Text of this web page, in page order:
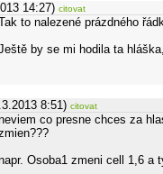
14:27) citovat
to nalezené prázdného
by se mi hodila ta
8:51) citovat
co presne chces za
Osoba1 zmeni cell 1,6 a